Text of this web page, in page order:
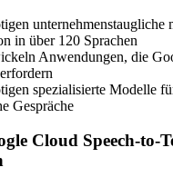
unternehmenstaugliche
in über 120 Sprachen
Anwendungen, die
spezialisierte Modelle
Gespräche
Cloud Speech-to-